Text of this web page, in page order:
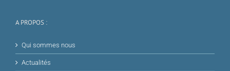
A PROPOS :
Qui sommes nous
Actualités